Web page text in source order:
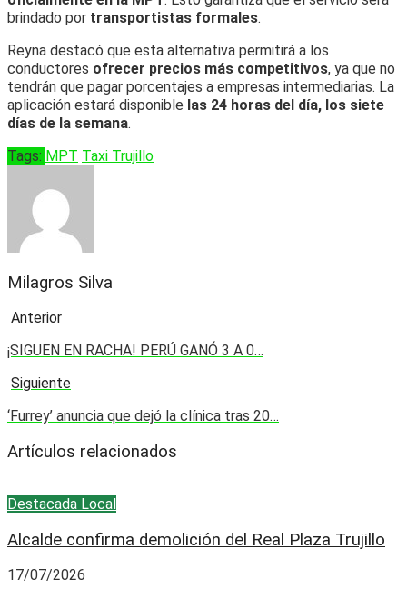
brindado por transportistas formales.
Reyna destacó que esta alternativa permitirá a los
conductores ofrecer precios más competitivos, ya que no
tendrán que pagar porcentajes a empresas intermediarias. La
aplicación estará disponible las 24 horas del día, los siete
días de la semana.
Tags: MPT Taxi Trujillo
Milagros Silva
Anterior
¡SIGUEN EN RACHA! PERÚ GANÓ 3 A 0…
Siguiente
‘Furrey’ anuncia que dejó la clínica tras 20…
Artículos relacionados
Destacada Local
Alcalde confirma demolición del Real Plaza Trujillo
17/07/2026